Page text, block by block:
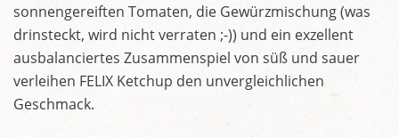
sonnengereiften Tomaten, die Gewürzmischung (was
drinsteckt, wird nicht verraten ;-)) und ein exzellent
ausbalanciertes Zusammenspiel von süß und sauer
verleihen FELIX Ketchup den unvergleichlichen
Geschmack.